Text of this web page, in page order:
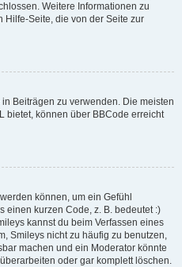
Weitere Informationen zu
Hilfe-Seite, die von der Seite zur
Beiträgen zu verwenden. Die meisten
bietet, können über BBCode erreicht
können, um ein Gefühl
einen kurzen Code, z. B. bedeutet :)
kannst du beim Verfassen eines
Smileys nicht zu häufig zu benutzen,
machen und ein Moderator könnte
oder gar komplett löschen.